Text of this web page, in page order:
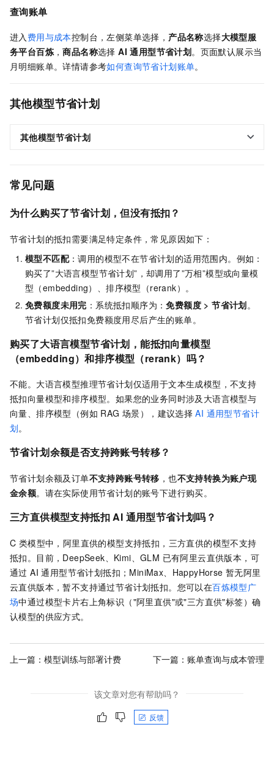
查询账单
进入 费用与成本控制台，左侧菜单选择 ， 产品名称选择大模型服
务平台百炼 ，商品名称选择AI 通用型节省计划。页面默认展示当
月明细账单。详情请参考如何查询节省计划账单。
其他模型节省计划
其他模型节省计划
常见问题
为什么购买了节省计划，但没有抵扣？
节省计划的抵扣需要满足特定条件，常见原因如下：
模型不匹配：调用的模型不在节省计划的适用范围内。例如：
购买了”大语言模型节省计划”，却调用了”万相”模型或向量模
型（embedding）、排序模型（rerank）。
免费额度未用完 ：系统抵扣顺序为：免费额度 > 节省计划。
节省计划仅抵扣免费额度用尽后产生的账单。
购买了大语言模型节省计划，能抵扣向量模型
（embedding）和排序模型（rerank）吗？
不能。大语言模型推理节省计划仅适用于文本生成模型，不支持
抵扣向量模型和排序模型。如果您的业务同时涉及大语言模型与
向量、排序模型（例如 RAG 场景），建议选择 AI 通用型节省计
划。
节省计划余额是否支持跨账号转移？
节省计划余额及订单不支持跨账号转移 ，也不支持转换为账户现
金余额。请在实际使用节省计划的账号下进行购买。
三方直供模型支持抵扣 AI 通用型节省计划吗？
C 类模型中，阿里直供的模型支持抵扣，三方直供的模型不支持
抵扣。目前，DeepSeek、Kimi、GLM 已有阿里云直供版本，可
通过 AI 通用型节省计划抵扣；MiniMax、HappyHorse 暂无阿里
云直供版本，暂不支持通过节省计划抵扣。您可以在百炼模型广
场中通过模型卡片右上角标识（"阿里直供"或"三方直供"标签）确
认模型的供应方式。
上一篇： 模型训练与部署计费 下一篇： 账单查询与成本管理
该文章对您有帮助吗？
反馈